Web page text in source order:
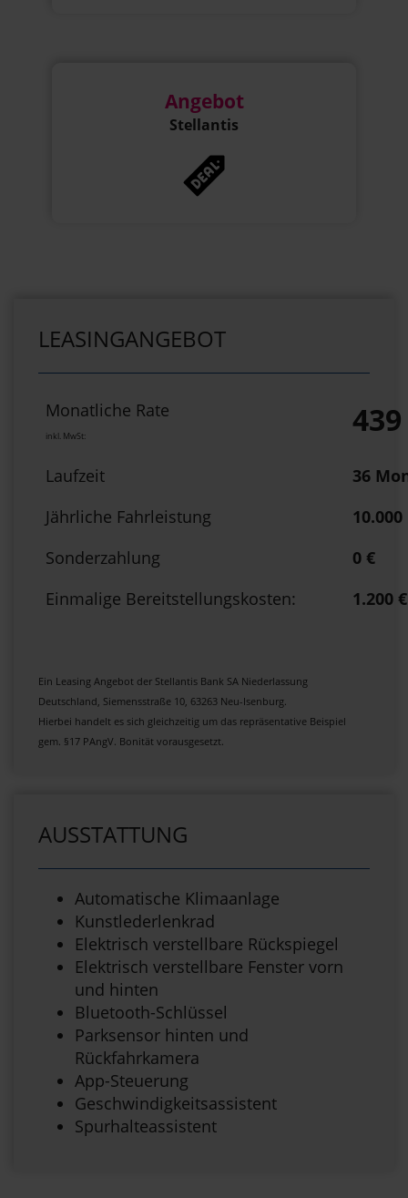
Angebot
Stellantis
LEASINGANGEBOT
Monatliche Rate
inkl. MwSt:
Laufzeit
36
Jährliche Fahrleistung
Sonderzahlung
0 €
Einmalige Bereitstellungskosten:
1.200 €
Ein Leasing Angebot der Stellantis Bank SA Niederlassung
Deutschland, Siemensstraße 10, 63263 Neu-Isenburg.
Hierbei handelt es sich gleichzeitig um das repräsentative Beispiel
gem. §17 PAngV. Bonität vorausgesetzt.
AUSSTATTUNG
Automatische Klimaanlage
Kunstlederlenkrad
Elektrisch verstellbare Rückspiegel
Elektrisch verstellbare Fenster vorn
und hinten
Bluetooth-Schlüssel
Parksensor hinten und
Rückfahrkamera
App-Steuerung
Geschwindigkeitsassistent
Spurhalteassistent